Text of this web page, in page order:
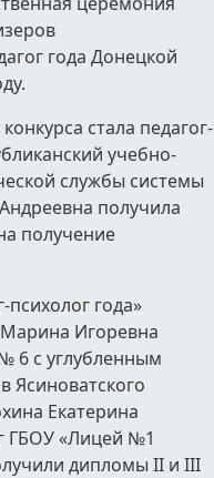
года Донецкой
стала педагог-
учебно-
службы системы
получила
получение
года»
Игоревна
6 с углубленным
Ясиноватского
Екатерина
ГБОУ «Лицей №1
дипломы II и III